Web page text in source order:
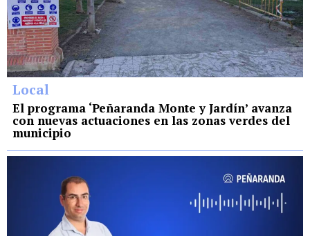
Local
El programa ‘Peñaranda Monte y Jardín’ avanza
con nuevas actuaciones en las zonas verdes del
municipio